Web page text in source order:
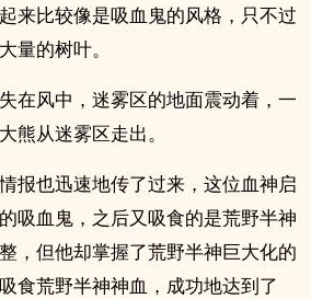
来比较像是吸血鬼的风格，只不过
量的树叶。
在风中，迷雾区的地面震动着，一
熊从迷雾区走出。
报也迅速地传了过来，这位血神启
吸血鬼，之后又吸食的是荒野半神
，但他却掌握了荒野半神巨大化的
食荒野半神神血，成功地达到了